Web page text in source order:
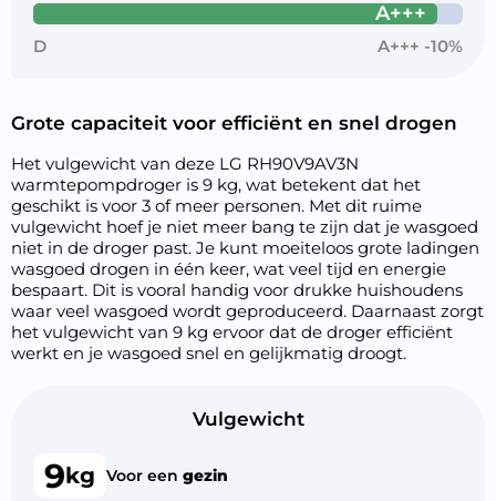
A+++
D A+++ -10%
Grote capaciteit voor efficiënt en snel drogen
Het vulgewicht van deze LG RH90V9AV3N
warmtepompdroger is 9 kg, wat betekent dat het
geschikt is voor 3 of meer personen. Met dit ruime
vulgewicht hoef je niet meer bang te zijn dat je wasgoed
niet in de droger past. Je kunt moeiteloos grote ladingen
wasgoed drogen in één keer, wat veel tijd en energie
bespaart. Dit is vooral handig voor drukke huishoudens
waar veel wasgoed wordt geproduceerd. Daarnaast zorgt
het vulgewicht van 9 kg ervoor dat de droger efficiënt
werkt en je wasgoed snel en gelijkmatig droogt.
Vulgewicht
9kg Voor een gezin